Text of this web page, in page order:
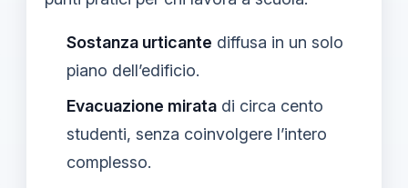
Sostanza urticante diffusa in un solo
piano dell’edificio.
Evacuazione mirata di circa cento
studenti, senza coinvolgere l’intero
complesso.